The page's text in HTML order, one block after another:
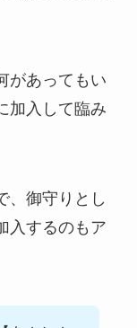
があってもい
加入して臨み
、御守りとし
入するのもア